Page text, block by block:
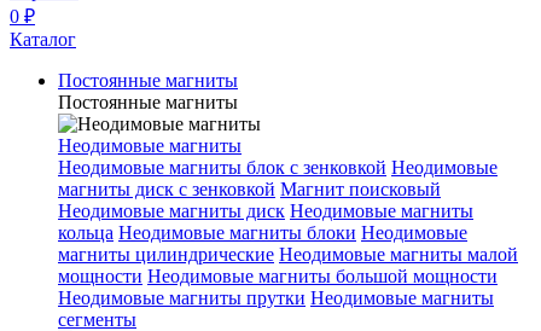
0 ₽
Каталог
Постоянные магниты
Постоянные магниты
Неодимовые магниты
Неодимовые магниты блок с зенковкой Неодимовые
магниты диск с зенковкой Магнит поисковый
Неодимовые магниты диск Неодимовые магниты
кольца Неодимовые магниты блоки Неодимовые
магниты цилиндрические Неодимовые магниты малой
мощности Неодимовые магниты большой мощности
Неодимовые магниты прутки Неодимовые магниты
сегменты